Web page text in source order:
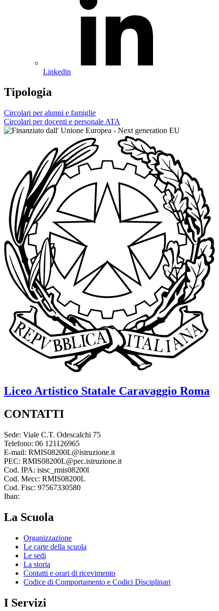
Linkedin
Tipologia
Circolari per alunni e famiglie
Circolari per docenti e personale ATA
Liceo Artistico Statale Caravaggio Roma
CONTATTI
Sede: Viale C.T. Odescalchi 75
Telefono: 06 121126965
E-mail: RMIS08200L@istruzione.it
PEC: RMIS08200L@pec.istruzione.it
Cod. IPA: istsc_rmis08200l
Cod. Mecc: RMIS08200L
Cod. Fisc: 97567330580
Iban:
La Scuola
Organizzazione
Le carte della scuola
Le sedi
La storia
Contatti e orari di ricevimento
Codice di Comportamento e Codici Disciplinari
I Servizi